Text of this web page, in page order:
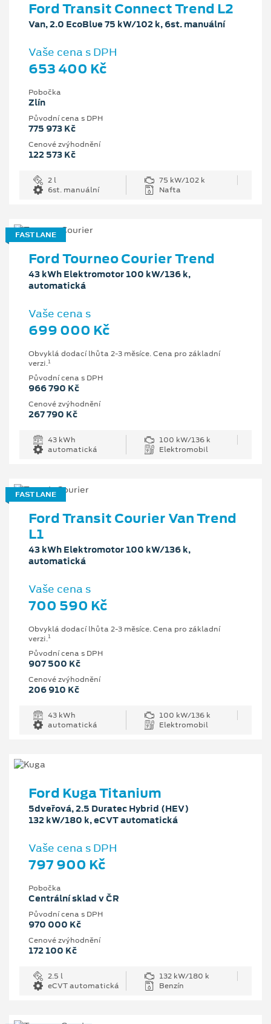
Ford Transit Connect Trend L2
Van, 2.0 EcoBlue 75 kW/102 k, 6st. manuální
Vaše cena s DPH
653 400 Kč
Pobočka
Zlín
Původní cena s DPH
775 973 Kč
Cenové zvýhodnění
122 573 Kč
2 l
75 kW/102 k
6st. manuální
Nafta
FAST LANE
Ford Tourneo Courier Trend
43 kWh Elektromotor 100 kW/136 k,
automatická
Vaše cena s
699 000 Kč
Obvyklá dodací lhůta 2-3 měsíce. Cena pro základní
verzi.1
Původní cena s DPH
966 790 Kč
Cenové zvýhodnění
267 790 Kč
43 kWh
100 kW/136 k
automatická
Elektromobil
FAST LANE
Ford Transit Courier Van Trend
L1
43 kWh Elektromotor 100 kW/136 k,
automatická
Vaše cena s
700 590 Kč
Obvyklá dodací lhůta 2-3 měsíce. Cena pro základní
verzi.1
Původní cena s DPH
907 500 Kč
Cenové zvýhodnění
206 910 Kč
43 kWh
100 kW/136 k
automatická
Elektromobil
Ford Kuga Titanium
5dveřová, 2.5 Duratec Hybrid (HEV)
132 kW/180 k, eCVT automatická
Vaše cena s DPH
797 900 Kč
Pobočka
Centrální sklad v ČR
Původní cena s DPH
970 000 Kč
Cenové zvýhodnění
172 100 Kč
2.5 l
132 kW/180 k
eCVT automatická
Benzín